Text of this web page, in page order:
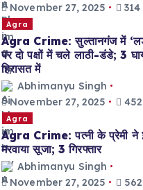
November 27, 2025
Agra
Agra Crime: सुल्तानगंज में
पर दो पक्षों में चले लाठी-डंडे; 3
हिरासत में
Abhimanyu Singh
November 27, 2025
Agra
Agra Crime: पत्नी के प्रेमी ने
मरवाया सूजा; 3 गिरफ्तार
Abhimanyu Singh
November 27, 2025